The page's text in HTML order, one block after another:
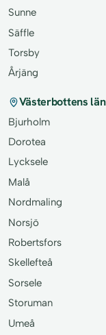
Sunne
Säffle
Torsby
Årjäng
Västerbottens län
Bjurholm
Dorotea
Lycksele
Malå
Nordmaling
Norsjö
Robertsfors
Skellefteå
Sorsele
Storuman
Umeå